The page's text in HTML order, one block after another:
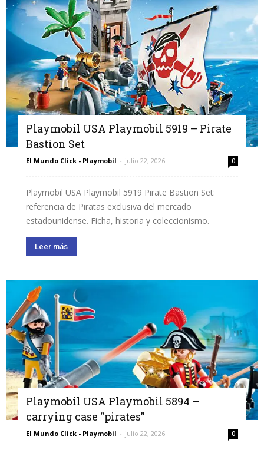
Playmobil USA Playmobil 5919 – Pirate
Bastion Set
El Mundo Click - Playmobil - julio 22, 2026 0
Playmobil USA Playmobil 5919 Pirate Bastion Set:
referencia de Piratas exclusiva del mercado
estadounidense. Ficha, historia y coleccionismo.
Leer más
Playmobil USA Playmobil 5894 –
carrying case “pirates”
El Mundo Click - Playmobil - julio 22, 2026 0